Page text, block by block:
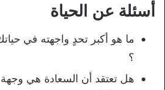
أسئلة عن الحياة
ما هو أكبر تحدٍ واجهته في
؟
هل تعتقد أن السعادة هي